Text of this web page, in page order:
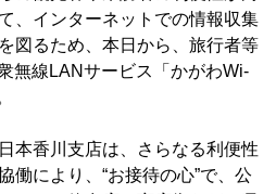
、インターネットでの情報収集
図るため、本日から、旅行者等
無線LANサービス「かがわWi-
本香川支店は、さらなる利便性
働により、“お接待の心”で、公